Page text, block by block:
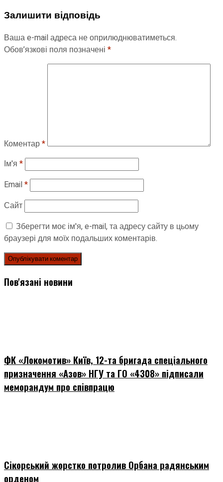
Залишити відповідь
Ваша e-mail адреса не оприлюднюватиметься.
Обов’язкові поля позначені *
Коментар*
Ім'я *
Email*
Сайт
Зберегти моє ім'я, e-mail, та адресу сайту в цьому
браузері для моїх подальших коментарів.
Пов'язані новини
ФК «Локомотив» Київ, 12-та бригада спеціального
призначення «Азов» НГУ та ГО «4308» підписали
меморандум про співпрацю
Сікорський жорстко потролив Орбана радянським
орденом